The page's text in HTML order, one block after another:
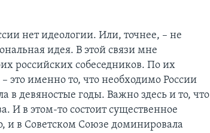
нет идеологии. Или, точнее, – не
идея. В этой связи мне
российских собеседников. По их
именно то, что необходимо России
в девяностые годы. Важно здесь и то, что
И в этом-то состоит существенное
и в Советском Союзе доминировала